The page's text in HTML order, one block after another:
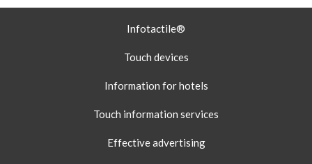
Infotactile®
Touch devices
Information for hotels
Touch information services
Effective advertising